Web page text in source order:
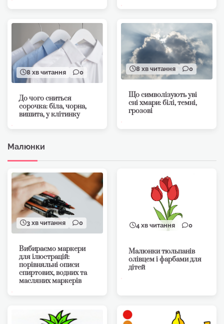
8 хв читання 0
До чого сниться
сорочка: біла, чорна,
вишита, у клітинку
8 хв читання 0
Що символізують уві
сні хмари: білі, темні,
грозові
Малюнки
3 хв читання 0
Вибираємо маркери
для ілюстрацій:
порівняльні описи
спиртових, водних та
масляних маркерів
4 хв читання 0
Малюнки тюльпанів
олівцем і фарбами для
дітей